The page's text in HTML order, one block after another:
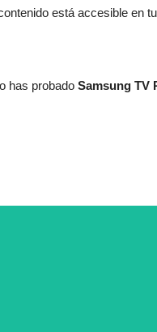
está accesible en
has probado Samsung TV